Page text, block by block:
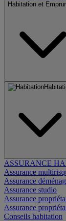
Habitation et
ASSURANCE
Assurance
Assurance
Assurance studio
Assurance
Assurance
Conseils habitation